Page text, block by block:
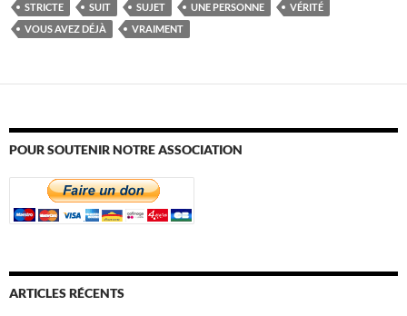
STRICTE SUIT SUJET UNE PERSONNE
VÉRITÉ
VOUS AVEZ DÉJÀ
VRAIMENT
POUR SOUTENIR NOTRE ASSOCIATION
ARTICLES RÉCENTS